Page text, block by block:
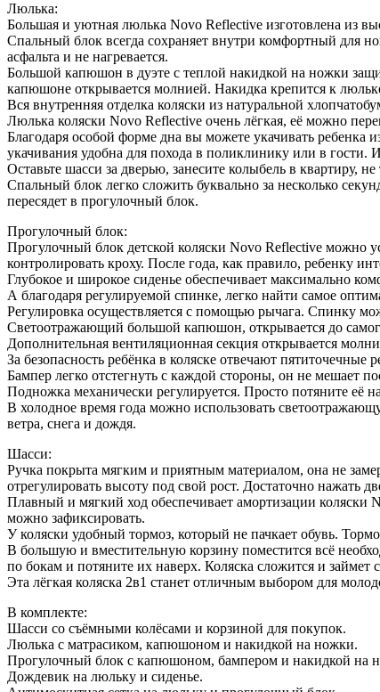
Люлька:
Большая и уютная люлька Novo Reflective изготовлена из
Спальный блок всегда сохраняет внутри комфортный для
асфальта и не нагревается.
Большой капюшон в дуэте с теплой накидкой на ножки
капюшоне открывается молнией. Накидка крепится к
Вся внутренняя отделка коляски из натуральной
Люлька коляски Novo Reflective очень лёгкая, её можно
Благодаря особой форме дна вы можете укачивать ребенка
укачивания удобна для похода в поликлинику или в
Оставьте шасси за дверью, занесите колыбель в квартиру,
Спальный блок легко сложить буквально за несколько
пересядет в прогулочный блок.
Прогулочный блок:
Прогулочный блок детской коляски Novo Reflective можно
контролировать кроху. После года, как правило, ребенку
Глубокое и широкое сиденье обеспечивает максимально
А благодаря регулируемой спинке, легко найти самое
Регулировка осуществляется с помощью рычага. Спинку
Светоотражающий большой капюшон, открывается до
Дополнительная вентиляционная секция открывается
За безопасность ребёнка в коляске отвечают
Бампер легко отстегнуть с каждой стороны, он не мешает
Подножка механически регулируется. Просто потяните её
В холодное время года можно использовать
ветра, снега и дождя.
Шасси:
Ручка покрыта мягким и приятным материалом, она не
отрегулировать высоту под свой рост. Достаточно нажать
Плавный и мягкий ход обеспечивает амортизации коляски
можно зафиксировать.
У коляски удобный тормоз, который не пачкает обувь.
В большую и вместительную корзину поместится всё
по бокам и потяните их наверх. Коляска сложится и займет
Эта лёгкая коляска 2в1 станет отличным выбором для
В комплекте:
Шасси со съёмными колёсами и корзиной для покупок.
Люлька с матрасиком, капюшоном и накидкой на ножки.
Прогулочный блок с капюшоном, бампером и накидкой на
Дождевик на люльку и сиденье.